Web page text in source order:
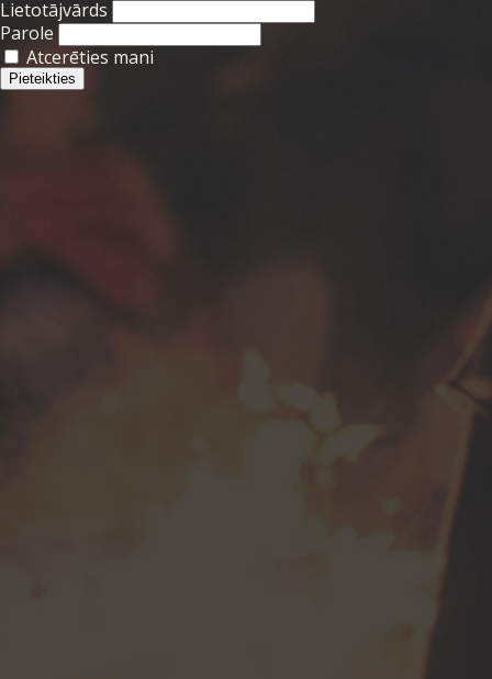
Lietotājvārds
Parole
Atcerēties mani